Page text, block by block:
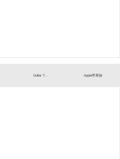
Dollar T... Apple苹果验